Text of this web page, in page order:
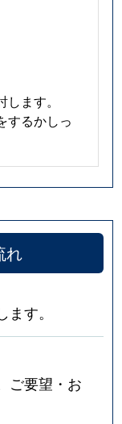
ます。
するかしっ
れ
す。
ご要望・お